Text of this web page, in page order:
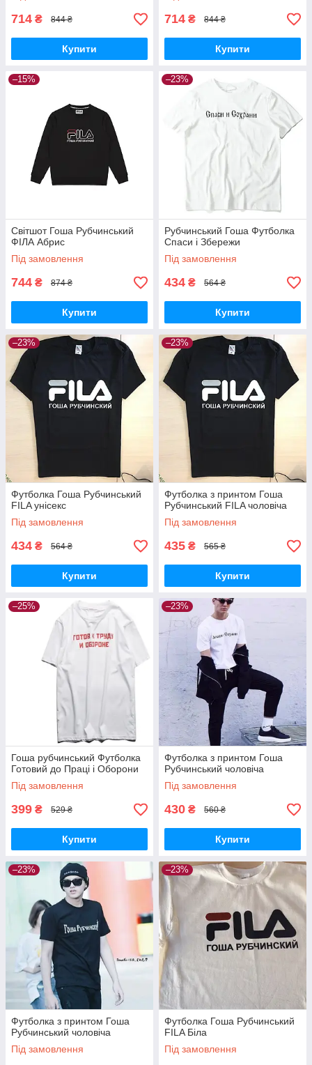
714 ₴ 844 ₴
Купити
714 ₴ 844 ₴
Купити
–15%
Світшот Гоша Рубчинський
ФІЛА Абрис
Під замовлення
744 ₴ 874 ₴
Купити
–23%
Рубчинський Гоша Футболка
Спаси і Збережи
Під замовлення
434 ₴ 564 ₴
Купити
–23%
Футболка Гоша Рубчинський
FILA унісекс
Під замовлення
434 ₴ 564 ₴
Купити
–23%
Футболка з принтом Гоша
Рубчинський FILA чоловіча
Під замовлення
435 ₴ 565 ₴
Купити
–25%
Гоша рубчинський Футболка
Готовий до Праці і Оборони
Під замовлення
399 ₴ 529 ₴
Купити
–23%
Футболка з принтом Гоша
Рубчинський чоловіча
Під замовлення
430 ₴ 560 ₴
Купити
–23%
Футболка з принтом Гоша
Рубчинський чоловіча
Під замовлення
–23%
Футболка Гоша Рубчинський
FILA Біла
Під замовлення